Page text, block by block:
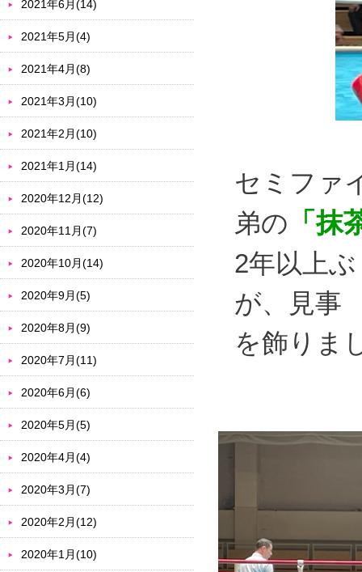
セミファ
弟の 「抹
2年以上
が、見
を飾りま
2021年6月(14)
2021年5月(4)
2021年4月(8)
2021年3月(10)
2021年2月(10)
2021年1月(14)
2020年12月(12)
2020年11月(7)
2020年10月(14)
2020年9月(5)
2020年8月(9)
2020年7月(11)
2020年6月(6)
2020年5月(5)
2020年4月(4)
2020年3月(7)
2020年2月(12)
2020年1月(10)